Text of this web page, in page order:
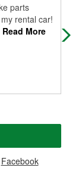
parts
rental car!
Read More
Facebook